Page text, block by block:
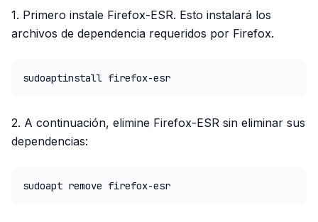
1. Primero instale Firefox-ESR. Esto instalará los
archivos de dependencia requeridos por Firefox.
sudoaptinstall firefox-esr
2. A continuación, elimine Firefox-ESR sin eliminar sus
dependencias:
sudoapt remove firefox-esr